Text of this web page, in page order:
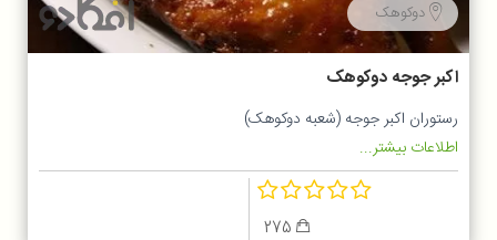
دوکوهک
اکبر جوجه دوکوهک
رستوران اکبر جوجه (شعبه دوکوهک)
اطلاعات بیشتر...